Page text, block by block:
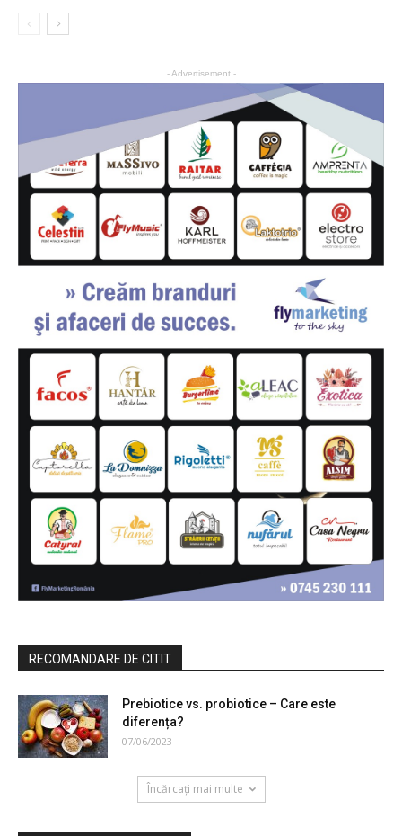
- Advertisement -
RECOMANDARE DE CITIT
Prebiotice vs. probiotice – Care este
diferența?
07/06/2023
Încărcați mai multe